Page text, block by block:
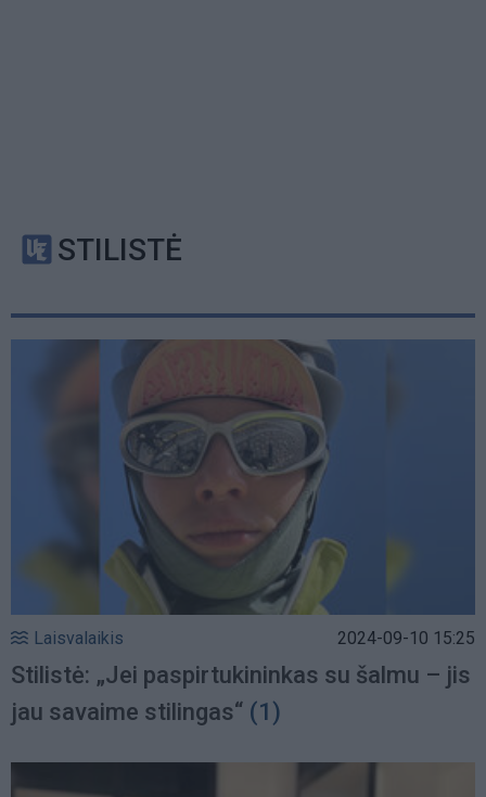
STILISTĖ
Laisvalaikis 2024-09-10 15:25
Stilistė: „Jei paspirtukininkas su šalmu – jis
jau savaime stilingas“ (1)